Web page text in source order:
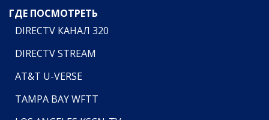
ГДЕ ПОСМОТРЕТЬ
DIRECTV КАНАЛ 320
DIRECTV STREAM
AT&T U-VERSE
TAMPA BAY WFTT